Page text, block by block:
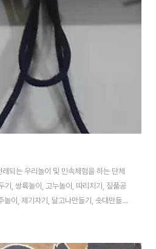
되는 우리놀이 및 민속체험을 하는 단체
기, 쌍륙놀이, 고누놀이, 따리치기, 짚풀공
놀이, 제기차기, 달고나만들기, 솟대만들
있습니다. 문의처 010-5655-2020